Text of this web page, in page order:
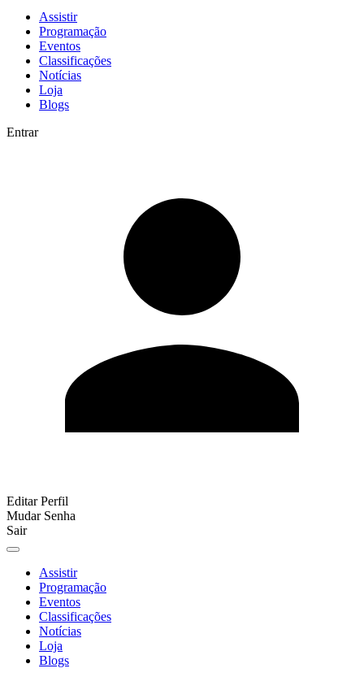
Assistir
Programação
Eventos
Classificações
Notícias
Loja
Blogs
Entrar
Editar Perfil
Mudar Senha
Sair
Assistir
Programação
Eventos
Classificações
Notícias
Loja
Blogs